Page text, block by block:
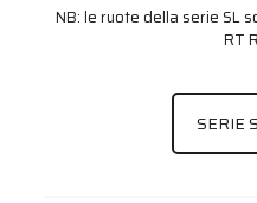
NB: le ruote della serie SL
RT
SERIE